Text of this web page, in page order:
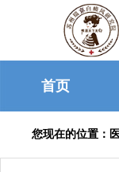
首页
您现在的位置：